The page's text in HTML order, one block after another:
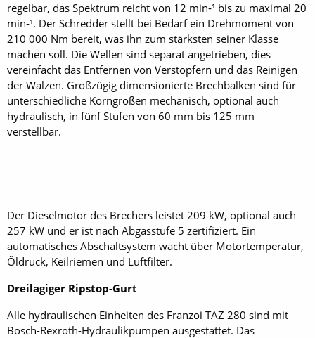
regelbar, das Spektrum reicht von 12 min‐¹ bis zu maximal 20
min‐¹. Der Schredder stellt bei Bedarf ein Drehmoment von
210 000 Nm bereit, was ihn zum stärksten seiner Klasse
machen soll. Die Wellen sind separat angetrieben, dies
vereinfacht das Entfernen von Verstopfern und das Reinigen
der Walzen. Großzügig dimensionierte Brechbalken sind für
unterschiedliche Korngrößen mechanisch, optional auch
hydraulisch, in fünf Stufen von 60 mm bis 125 mm
verstellbar.
Der Dieselmotor des Brechers leistet 209 kW, optional auch
257 kW und er ist nach Abgasstufe 5 zertifiziert. Ein
automatisches Abschaltsystem wacht über Motortemperatur,
Öldruck, Keilriemen und Luftfilter.
Dreilagiger Ripstop-Gurt
Alle hydraulischen Einheiten des Franzoi TAZ 280 sind mit
Bosch-Rexroth-Hydraulikpumpen ausgestattet. Das